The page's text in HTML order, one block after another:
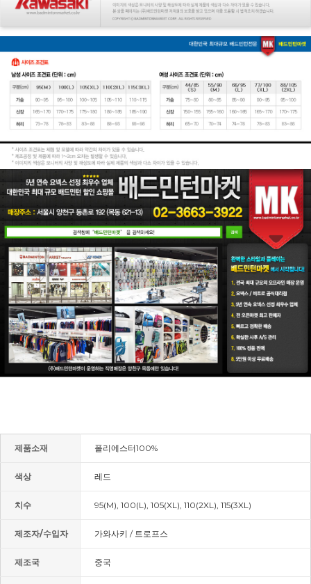
제품소재 폴리에스터100%
색상 레드
치수 95(M), 100(L), 105(XL), 110(2XL), 115(3XL)
제조자/수입자 가와사키 / 트로프스
제조국 중국